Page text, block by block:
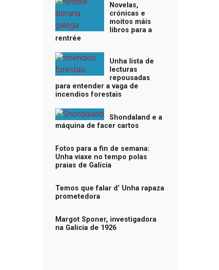
Novelas,
crónicas e
moitos máis
libros para a
rentrée
Unha lista de
lecturas
repousadas
para entender a vaga de
incendios forestais
Shondaland e a
máquina de facer cartos
Fotos para a fin de semana:
Unha viaxe no tempo polas
praias de Galicia
Temos que falar d’ Unha rapaza
prometedora
Margot Sponer, investigadora
na Galicia de 1926